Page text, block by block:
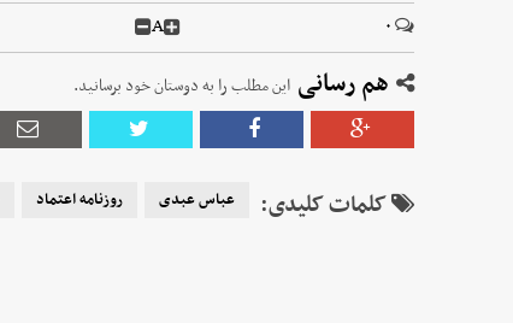
۰ A
هم رسانی این مطلب را به دوستان خود برسانید.
کلمات کلیدی: عباس عبدی روزنامه اعتماد